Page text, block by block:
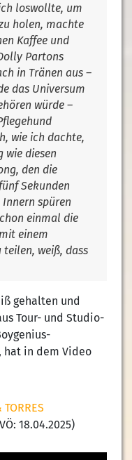
loswollte, um
holen, machte
Kaffee und
Partons
in Tränen aus –
das Universum
würde –
wie ich dachte,
wie diesen
den die
Sekunden
spüren
einmal die
einem
weiß, dass
gehalten und
Tour- und Studio-
hat in dem Video
18.04.2025)